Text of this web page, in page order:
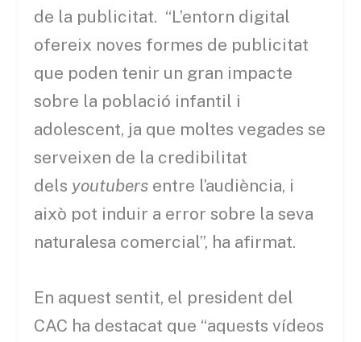
de la publicitat. “L’entorn digital
ofereix noves formes de publicitat
que poden tenir un gran impacte
sobre la població infantil i
adolescent, ja que moltes vegades se
serveixen de la credibilitat
dels youtubers entre l’audiència, i
això pot induir a error sobre la seva
naturalesa comercial”, ha afirmat.
En aquest sentit, el president del
CAC ha destacat que “aquests vídeos